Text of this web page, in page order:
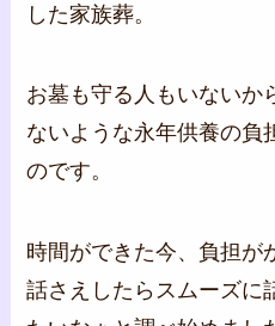
した家族葬。
お墓も守る人もいないか
ないような永年供養の負
のです。
時間ができた今、負担が
話さえしたらスムーズに